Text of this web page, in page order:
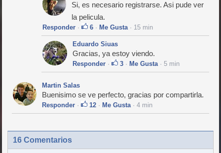
Si, es necesario registrarse. Asi pude ver
la pelicula.
Responder · 6 · Me Gusta· 15 min
Eduardo Siuas
Gracias, ya estoy viendo.
Responder · 3 · Me Gusta· 5 min
Martin Salas
Buenisimo se ve perfecto, gracias por compartirla.
Responder · 12 · Me Gusta· 4 min
16 Comentarios